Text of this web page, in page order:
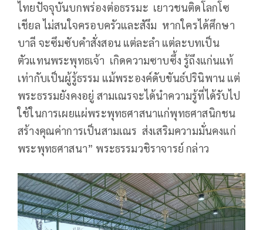
ไทยปัจจุบันบกพร่องต่อธรรมะ เยาวชนติดโลกโซ
เชียล ไม่สนใจครอบครัวและสังึม หากใครได้ศึกษา
บาลี จะซึมซับคำสั่งสอน แต่ละลำ แต่ละบทเป็น
ตัวแทนพระพุทธเจ้า เกิดความซาบซึ้ง รู้ถึงแก่นแท้
เท่ากับเป็นผู้รู้ธรรม แม้พระองค์ดับขันธ์ปรินิพาน แต่
พระธรรมยังคงอยู่ สามเณรจะได้นำความรู้ที่ได้รับไป
ใช้ในการเผยแผ่พระพุทธศาสนาแก่พุทธศาสนิกชน
สร้างคุณค่าการเป็นสามเณร ส่งเสริมความมั่นคงแก่
พระพุทธศาสนา” พระธรรมวชิราจารย์ กล่าว